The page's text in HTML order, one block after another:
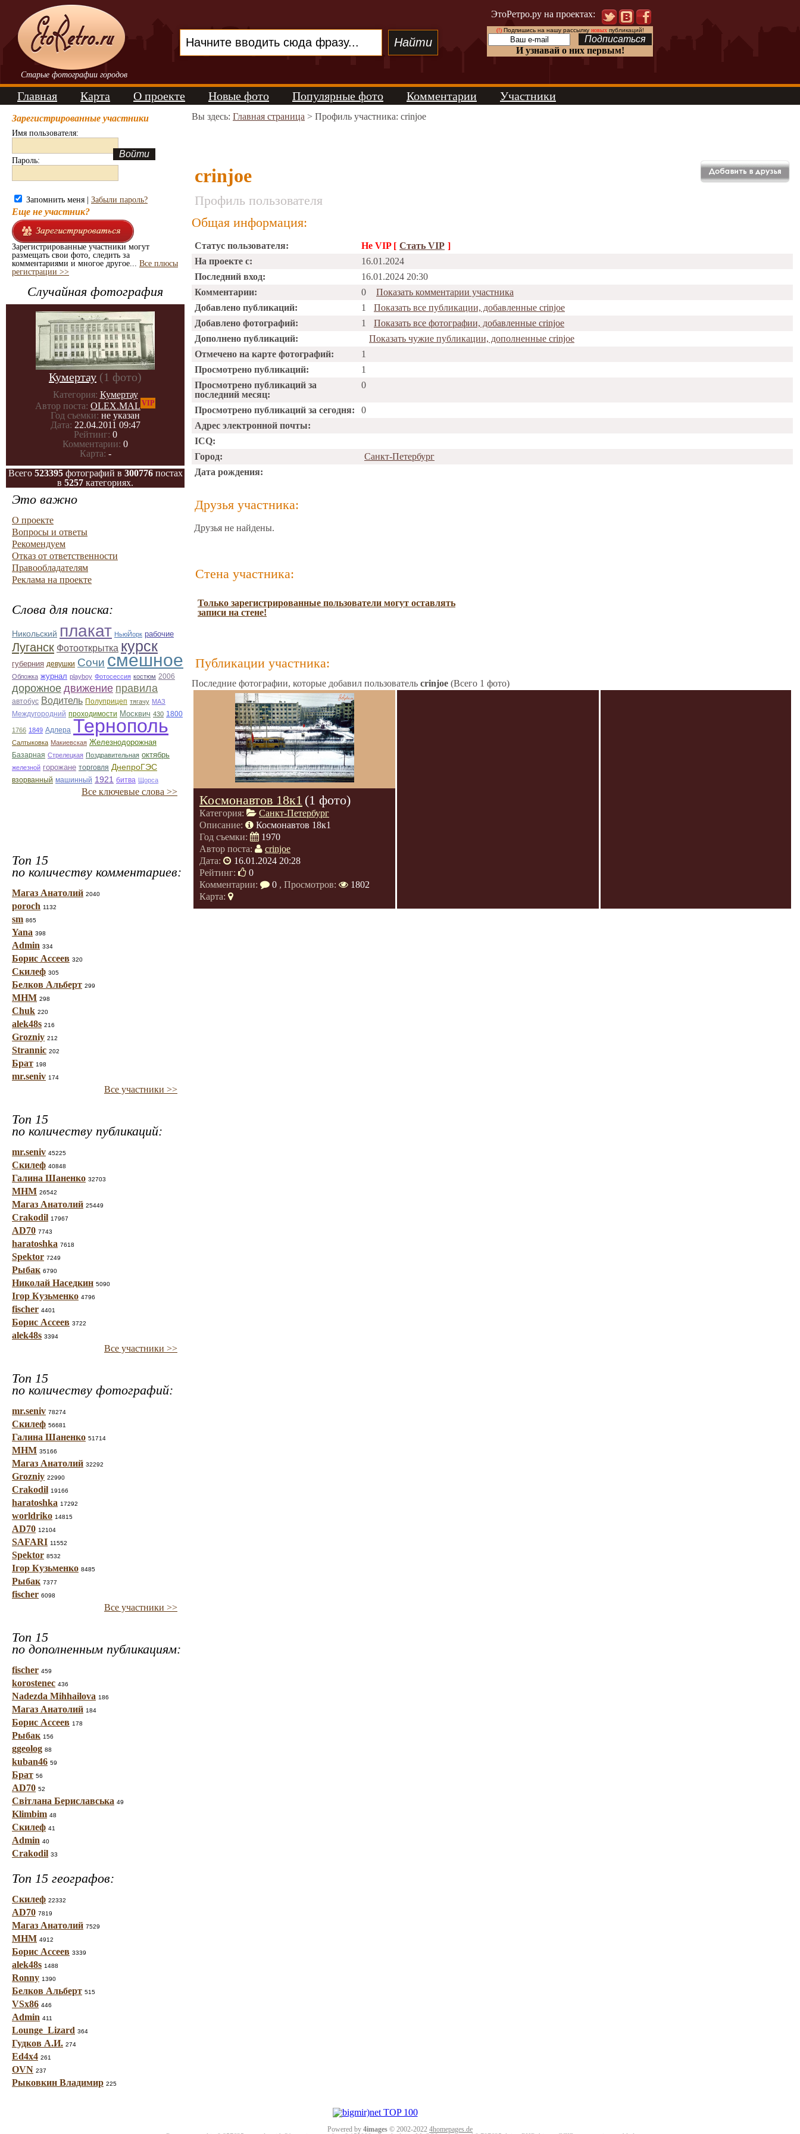
Старые фотографии городов
ЭтоРетро.ру на проектах:
(!)Подпишись на нашу рассылку новыхпубликаций!
И узнавай о них первым!
Главная Карта О проекте Новые фото Популярные фото Комментарии Участники
Зарегистрированные участники
Имя пользователя:
Пароль:
Запомнить меня | Забыли пароль?
Еще не участник?
Зарегистрированные участники могут
размещать свои фото, следить за
комментариями и многое другое... Все плюсы
регистрации >>
Случайная фотография
Кумертау (1 фото)
Категория: Кумертау
Автор поста: OLEX.MAL VIP
Год съемки: не указан
Дата: 22.04.2011 09:47
Рейтинг: 0
Комментарии: 0
Карта: -
Всего 523395фотографий в 300776постах
в 5257 категориях.
Это важно
О проекте
Вопросы и ответы
Рекомендуем
Отказ от ответственности
Правообладателям
Реклама на проекте
Слова для поиска:
Никольский плакат НьюЙорк рабочие
Луганск Фотооткрытка курск
губерния девушки Сочи смешное
Обложка журнал playboy Фотосессия костюм 2006
дорожное движение правила
автобус Водитель Полуприцеп тягачу МАЗ
Междугородний проходимости Москвич 430 1800
1766 1849 Адлера Тернополь
Салтыковка Макиевская Железнодорожная
Базарная Стрелецкая Поздравительная октябрь
железной горожане торговля ДнепроГЭС
взорванный машинный 1921 битва Щорса
Все ключевые слова >>
Топ 15
по количеству комментариев:
Магаз Анатолий 2040
poroch 1132
sm 865
Yana 398
Admin 334
Борис Ассеев 320
Скилеф 305
Белков Альберт 299
МНМ 298
Chuk 220
alek48s 216
Grozniy 212
Strannic 202
Брат 198
mr.seniv 174
Все участники >>
Топ 15
по количеству публикаций:
mr.seniv 45225
Скилеф 40848
Галина Шаненко 32703
МНМ 26542
Магаз Анатолий 25449
Crakodil 17967
AD70 7743
haratoshka 7618
Spektor 7249
Рыбак 6790
Николай Наседкин 5090
Ігор Кузьменко 4796
fischer 4401
Борис Ассеев 3722
alek48s 3394
Все участники >>
Топ 15
по количеству фотографий:
mr.seniv 78274
Скилеф 56681
Галина Шаненко 51714
МНМ 35166
Магаз Анатолий 32292
Grozniy 22990
Crakodil 19166
haratoshka 17292
worldriko 14815
AD70 12104
SAFARI 11552
Spektor 8532
Ігор Кузьменко 8485
Рыбак 7377
fischer 6098
Все участники >>
Топ 15
по дополненным публикациям:
fischer 459
korostenec 436
Nadezda Mihhailova 186
Магаз Анатолий 184
Борис Ассеев 178
Рыбак 156
ggeolog 88
kuban46 59
Брат 56
AD70 52
Світлана Бериславська 49
Klimbim 48
Скилеф 41
Admin 40
Crakodil 33
Топ 15 географов:
Скилеф 22332
AD70 7819
Магаз Анатолий 7529
МНМ 4912
Борис Ассеев 3339
alek48s 1488
Ronny 1390
Белков Альберт 515
VSx86 446
Admin 411
Lounge_Lizard 364
Гудков А.И. 274
Ed4x4 261
OVN 237
Рыковкин Владимир 225
Вы здесь: Главная страница > Профиль участника: crinjoe
crinjoe
Профиль пользователя
Общая информация:
Статус пользователя: Не VIP [ Стать VIP ]
На проекте с:
16.01.2024
Последний вход:
16.01.2024 20:30
Комментарии:
0
Показать комментарии участника
Добавлено публикаций:
1
Показать все публикации, добавленные crinjoe
Добавлено фотографий:
1
Показать все фотографии, добавленные crinjoe
Дополнено публикаций:
Показать чужие публикации, дополненные crinjoe
Отмечено на карте фотографий:
1
Просмотрено публикаций:
1
Просмотрено публикаций за
последний месяц:
0
Просмотрено публикаций за сегодня:
0
Адрес электронной почты:
ICQ:
Город:
Санкт-Петербург
Дата рождения:
Друзья участника:
Друзья не найдены.
Стена участника:
Только зарегистрированные пользователи могут оставлять
записи на стене!
Публикации участника:
Последние фотографии, которые добавил пользователь crinjoe (Всего 1 фото)
Космонавтов 18к1 (1 фото)
Категория:
Санкт-Петербург
Описание:
Космонавтов 18к1
Год съемки:
1970
Автор поста:
crinjoe
Дата:
16.01.2024 20:28
Рейтинг:
0
Комментарии:
0 , Просмотров:
1802
Карта:
Powered by 4images © 2002-2022 4homepages.de